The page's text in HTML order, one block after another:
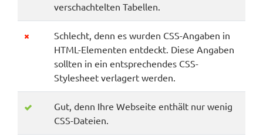
verschachtelten Tabellen.
Schlecht, denn es wurden CSS-Angaben in
HTML-Elementen entdeckt. Diese Angaben
sollten in ein entsprechendes CSS-
Stylesheet verlagert werden.
Gut, denn Ihre Webseite enthält nur wenig
CSS-Dateien.